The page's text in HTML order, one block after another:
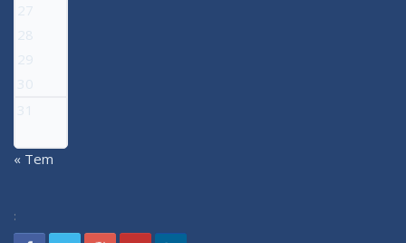
27
28
29
30
31
« Tem
: